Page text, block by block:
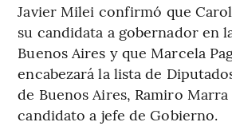
Javier Milei confirmó que
su candidata a gobernador en
Buenos Aires y que Marcela
encabezará la lista de
de Buenos Aires, Ramiro Marra
candidato a jefe de Gobierno.